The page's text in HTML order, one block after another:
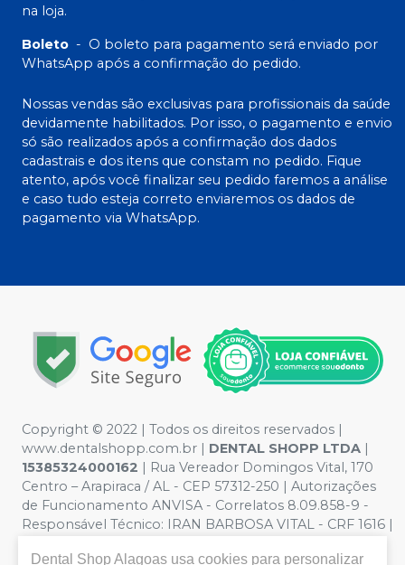
na loja.
Boleto - O boleto para pagamento será enviado por
WhatsApp após a confirmação do pedido.
Nossas vendas são exclusivas para profissionais da saúde
devidamente habilitados. Por isso, o pagamento e envio
só são realizados após a confirmação dos dados
cadastrais e dos itens que constam no pedido. Fique
atento, após você finalizar seu pedido faremos a análise
e caso tudo esteja correto enviaremos os dados de
pagamento via WhatsApp.
Copyright © 2022 | Todos os direitos reservados |
www.dentalshopp.com.br | DENTAL SHOPP LTDA |
15385324000162 | Rua Vereador Domingos Vital, 170
Centro – Arapiraca / AL - CEP 57312-250 | Autorizações
de Funcionamento ANVISA - Correlatos 8.09.858-9 -
Responsável Técnico: IRAN BARBOSA VITAL - CRF 1616 |
Dental Shop Alagoas usa cookies para personalizar